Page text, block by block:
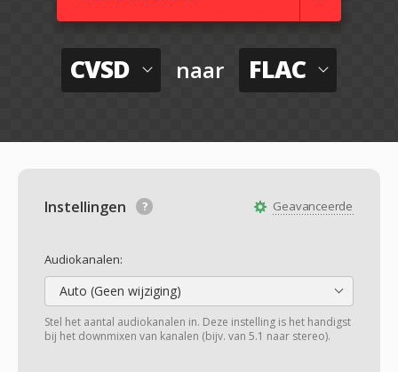
CVSD naar FLAC
Geavanceerde
Instellingen
Audiokanalen:
Auto (Geen wijziging)
Stel het aantal audiokanalen in. Deze instelling is het handigst
bij het downmixen van kanalen (bijv. van 5.1 naar stereo).